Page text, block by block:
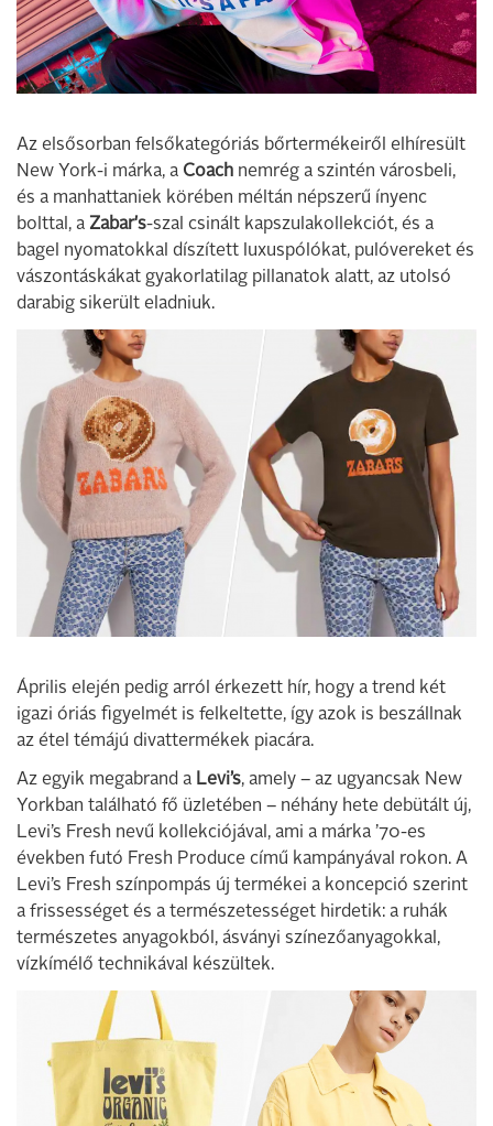
Az elsősorban felsőkategóriás bőrtermékeiről elhíresült
New York-i márka, a Coach nemrég a szintén városbeli,
és a manhattaniek körében méltán népszerű ínyenc
bolttal, a Zabar's-szal csinált kapszulakollekciót, és a
bagel nyomatokkal díszített luxuspólókat, pulóvereket és
vászontáskákat gyakorlatilag pillanatok alatt, az utolsó
darabig sikerült eladniuk.
Április elején pedig arról érkezett hír, hogy a trend két
igazi óriás figyelmét is felkeltette, így azok is beszállnak
az étel témájú divattermékek piacára.
Az egyik megabrand a Levi’s, amely – az ugyancsak New
Yorkban található fő üzletében – néhány hete debütált új,
Levi’s Fresh nevű kollekciójával, ami a márka ’70-es
években futó Fresh Produce című kampányával rokon. A
Levi’s Fresh színpompás új termékei a koncepció szerint
a frissességet és a természetességet hirdetik: a ruhák
természetes anyagokból, ásványi színezőanyagokkal,
vízkímélő technikával készültek.